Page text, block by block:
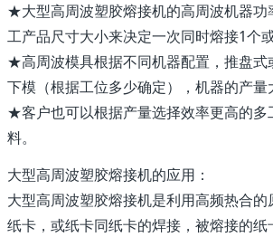
★大型高周波塑胶熔接机的高周波机器功
工产品尺寸大小来决定一次同时熔接1个或
★高周波模具根据不同机器配置，推盘式
下模（根据工位多少确定），机器的产量
★客户也可以根据产量选择效率更高的
料。
大型高周波塑胶熔接机的应用：
大型高周波塑胶熔接机是利用高频热合
纸卡，或纸卡同纸卡的焊接，被熔接的纸